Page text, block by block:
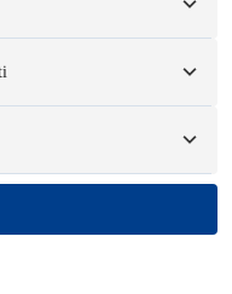
colori, dimensioni, forme,
possono comportare una
in modo rapido ed efficiente.